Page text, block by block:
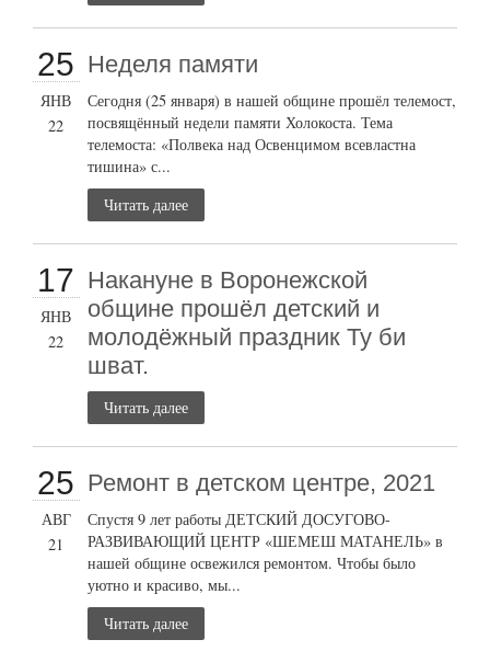
25
ЯНВ
22
Неделя памяти
Сегодня (25 января) в нашей общине прошёл телемост,
посвящённый недели памяти Холокоста. Тема
телемоста: «Полвека над Освенцимом всевластна
тишина» с...
Читать далее
17
ЯНВ
22
Накануне в Воронежской
общине прошёл детский и
молодёжный праздник Ту би
шват.
Читать далее
25
АВГ
21
Ремонт в детском центре, 2021
Спустя 9 лет работы ДЕТСКИЙ ДОСУГОВО-
РАЗВИВАЮЩИЙ ЦЕНТР «ШЕМЕШ МАТАНЕЛЬ» в
нашей общине освежился ремонтом. Чтобы было
уютно и красиво, мы...
Читать далее